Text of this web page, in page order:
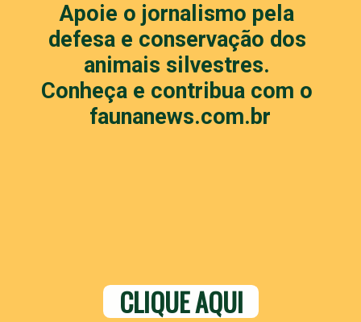
Apoie o jornalismo pela
defesa e conservação dos
animais silvestres.
Conheça e contribua com o
faunanews.com.br
CLIQUE AQUI